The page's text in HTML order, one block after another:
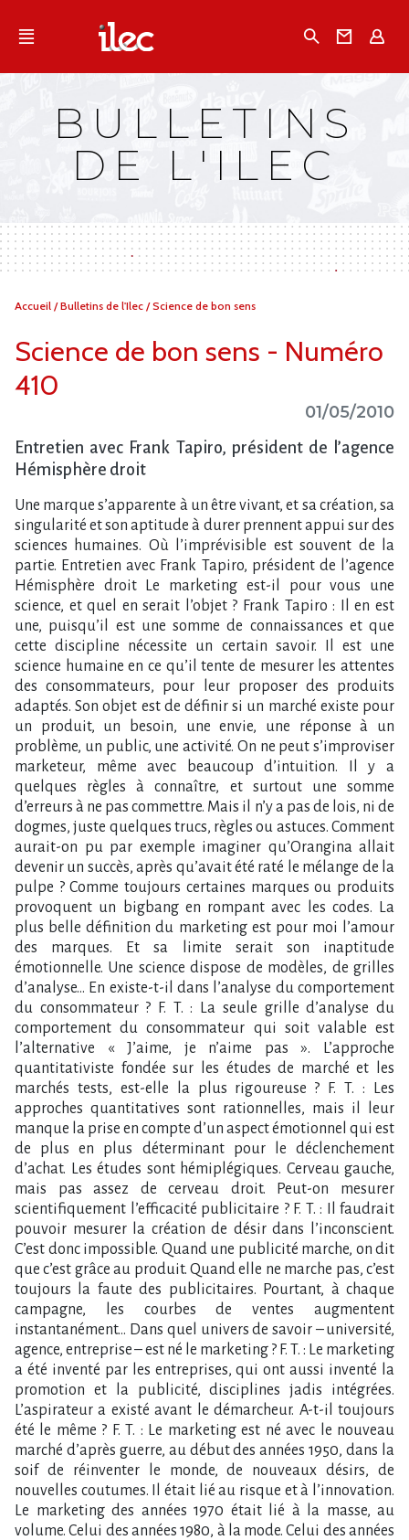
Qu'est-ce que l’Ilec
Campagnes multimarques
Dans la presse
BULLETINS
DE L'ILEC
Vous
Accueil /Bulletins de l'Ilec /Science de bon sens
Science de bon sens - Numéro
410
01/05/2010
Entretien avec Frank Tapiro, président de l’agence
Hémisphère droit
Une marque s’apparente à un être vivant, et sa création, sa
singularité et son aptitude à durer prennent appui sur des
sciences humaines. Où l’imprévisible est souvent de la
partie. Entretien avec Frank Tapiro, président de l’agence
Hémisphère droit Le marketing est-il pour vous une
science, et quel en serait l’objet ? Frank Tapiro : Il en est
une, puisqu’il est une somme de connaissances et que
cette discipline nécessite un certain savoir. Il est une
science humaine en ce qu’il tente de mesurer les attentes
des consommateurs, pour leur proposer des produits
adaptés. Son objet est de définir si un marché existe pour
un produit, un besoin, une envie, une réponse à un
problème, un public, une activité. On ne peut s’improviser
marketeur, même avec beaucoup d’intuition. Il y a
quelques règles à connaître, et surtout une somme
d’erreurs à ne pas commettre. Mais il n’y a pas de lois, ni de
dogmes, juste quelques trucs, règles ou astuces. Comment
aurait-on pu par exemple imaginer qu’Orangina allait
devenir un succès, après qu’avait été raté le mélange de la
pulpe ? Comme toujours certaines marques ou produits
provoquent un bigbang en rompant avec les codes. La
plus belle définition du marketing est pour moi l’amour
des marques. Et sa limite serait son inaptitude
émotionnelle. Une science dispose de modèles, de grilles
d’analyse… En existe-t-il dans l’analyse du comportement
du consommateur ? F. T. : La seule grille d’analyse du
comportement du consommateur qui soit valable est
l’alternative « J’aime, je n’aime pas ». L’approche
quantitativiste fondée sur les études de marché et les
marchés tests, est-elle la plus rigoureuse ? F. T. : Les
approches quantitatives sont rationnelles, mais il leur
manque la prise en compte d’un aspect émotionnel qui est
de plus en plus déterminant pour le déclenchement
d’achat. Les études sont hémiplégiques. Cerveau gauche,
mais pas assez de cerveau droit. Peut-on mesurer
scientifiquement l’efficacité publicitaire ? F. T. : Il faudrait
pouvoir mesurer la création de désir dans l’inconscient.
C’est donc impossible. Quand une publicité marche, on dit
que c’est grâce au produit. Quand elle ne marche pas, c’est
toujours la faute des publicitaires. Pourtant, à chaque
campagne, les courbes de ventes augmentent
instantanément… Dans quel univers de savoir – université,
agence, entreprise – est né le marketing ? F. T. : Le marketing
a été inventé par les entreprises, qui ont aussi inventé la
promotion et la publicité, disciplines jadis intégrées.
L’aspirateur a existé avant le démarcheur. A-t-il toujours
été le même ? F. T. : Le marketing est né avec le nouveau
marché d’après guerre, au début des années 1950, dans la
soif de réinventer le monde, de nouveaux désirs, de
nouvelles coutumes. Il était lié au risque et à l’innovation.
Le marketing des années 1970 était lié à la masse, au
volume. Celui des années 1980, à la mode. Celui des années